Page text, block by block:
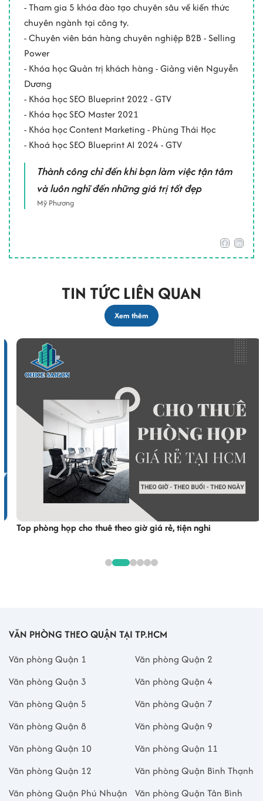
- Tham gia 5 khóa đào tạo chuyên sâu về kiến thức
chuyên ngành tại công ty.
- Chuyên viên bán hàng chuyên nghiệp B2B - Selling
Power
- Khóa học Quản trị khách hàng - Giảng viên Nguyễn
Dương
- Khóa học SEO Blueprint 2022 - GTV
- Khóa học SEO Master 2021
- Khóa học Content Marketing - Phùng Thái Học
- Khoá học SEO Blueprint AI 2024 - GTV
Thành công chỉ đến khi bạn làm việc tận tâm
và luôn nghĩ đến những giá trị tốt đẹp
Mỹ Phương
TIN TỨC LIÊN QUAN
Xem thêm
Top phòng họp cho thuê theo giờ giá rẻ, tiện nghi
VĂN PHÒNG THEO QUẬN TẠI TP.HCM
Văn phòng Quận 1
Văn phòng Quận 2
Văn phòng Quận 3
Văn phòng Quận 4
Văn phòng Quận 5
Văn phòng Quận 7
Văn phòng Quận 8
Văn phòng Quận 9
Văn phòng Quận 10
Văn phòng Quận 11
Văn phòng Quận 12
Văn phòng Quận Bình Thạnh
Văn phòng Quận Phú Nhuận
Văn phòng Quận Tân Bình